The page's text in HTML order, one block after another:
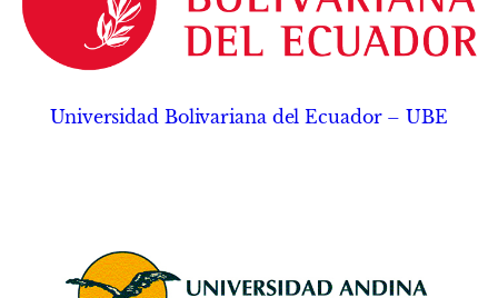
Universidad Bolivariana del Ecuador – UBE